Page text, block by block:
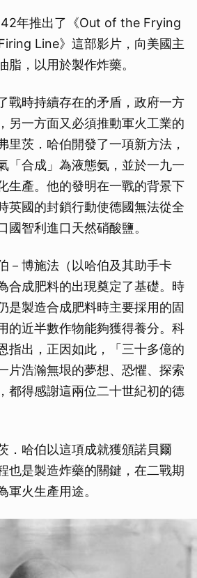
年推出了《Out of the Frying
Line》這部影片，向美國主
脂，以用於製作炸藥。
戰時持續存在的矛盾，政府一方
另一方面又必須推動軍火工業的
里茨．哈伯開發了一項新方法，
「合成」為液態氨，並於一九一
生產。他的發明在一戰的背景下
英國的封鎖行動使德國無法從全
國智利進口天然硝酸鹽。
－博施法（以哈伯及其助手卡
合成肥料的出現奠定了基礎。時
是製造合成肥料時主要採用的固
的近半數作物能夠獲得養分。科
指出，正因如此，「三十多億的
浩瀚無垠的夢想、恐懼、探索
得感謝這兩位二十世紀初的德
．哈伯以這項成就獲頒諾貝爾
也是製造炸藥的關鍵，在二戰期
軍火生產用途。